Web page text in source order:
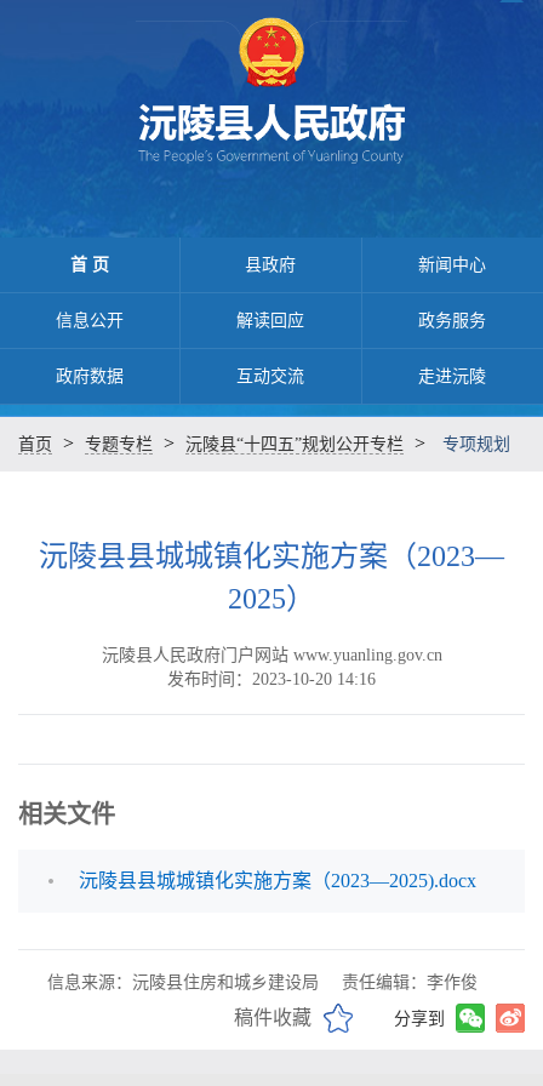
首 页 县政府 新闻中心
信息公开 解读回应 政务服务
政府数据 互动交流 走进沅陵
首页 > 专题专栏 > 沅陵县“十四五”规划公开专栏 > 专项规划
沅陵县县城城镇化实施方案（2023—
2025）
沅陵县人民政府门户网站 www.yuanling.gov.cn
发布时间：2023-10-20 14:16
相关文件
沅陵县县城城镇化实施方案（2023—2025).docx
信息来源：沅陵县住房和城乡建设局 责任编辑：李作俊
稿件收藏 分享到